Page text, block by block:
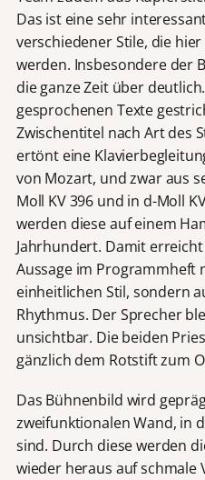
Das ist eine sehr
verschiedener Stile, die
werden. Insbesondere der
die ganze Zeit über
gesprochenen Texte
Zwischentitel nach Art des
ertönt eine
von Mozart, und zwar aus
Moll KV 396 und in d-Moll
werden diese auf einem
Jahrhundert. Damit
Aussage im Programmheft
einheitlichen Stil, sondern
Rhythmus. Der Sprecher
unsichtbar. Die beiden
gänzlich dem Rotstift zum
Das Bühnenbild wird
zweifunktionalen Wand, in
sind. Durch diese werden
wieder heraus auf schmale